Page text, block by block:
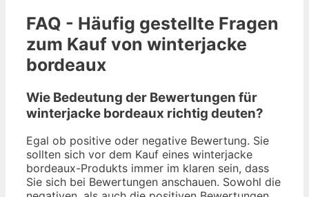
FAQ - Häufig gestellte Fragen
zum Kauf von winterjacke
bordeaux
Wie Bedeutung der Bewertungen für
winterjacke bordeaux richtig deuten?
Egal ob positive oder negative Bewertung. Sie
sollten sich vor dem Kauf eines winterjacke
bordeaux-Produkts immer im klaren sein, dass
Sie sich bei Bewertungen anschauen. Sowohl die